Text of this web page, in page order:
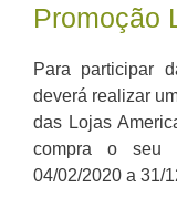
Promoção
Para participar
deverá realizar
das Lojas
compra o seu
04/02/2020 a 31/